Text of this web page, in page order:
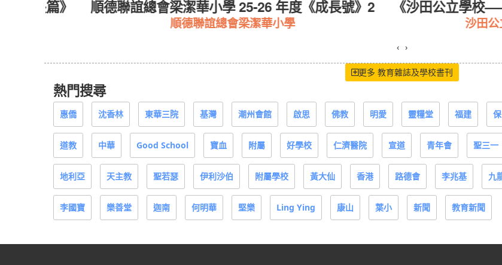
順德聯誼總會梁潔華小學 25-26 年度《成長號》2
順德聯誼總會梁潔華小學
《沙田公立學校——學校
沙田公立學校
‹ ›
更多 教育雜誌及學校書刊
熱門搜尋
惠僑 沈香林 東華三院 基灣 潮州會館 啟思 佛教 明愛 靈糧堂 福建
道教 中華 Good School 寶血 附屬 好學校 仁濟醫院 宣道 青年會 聖三一
地利亞 天主教 聖若瑟 伊利沙伯 附屬學校 黃大仙 香港 路德會 李兆基 九
李國寶 樂善堂 迦南 何明華 堅樂 Ling Ying 康山 葉小 新聞 教育新聞